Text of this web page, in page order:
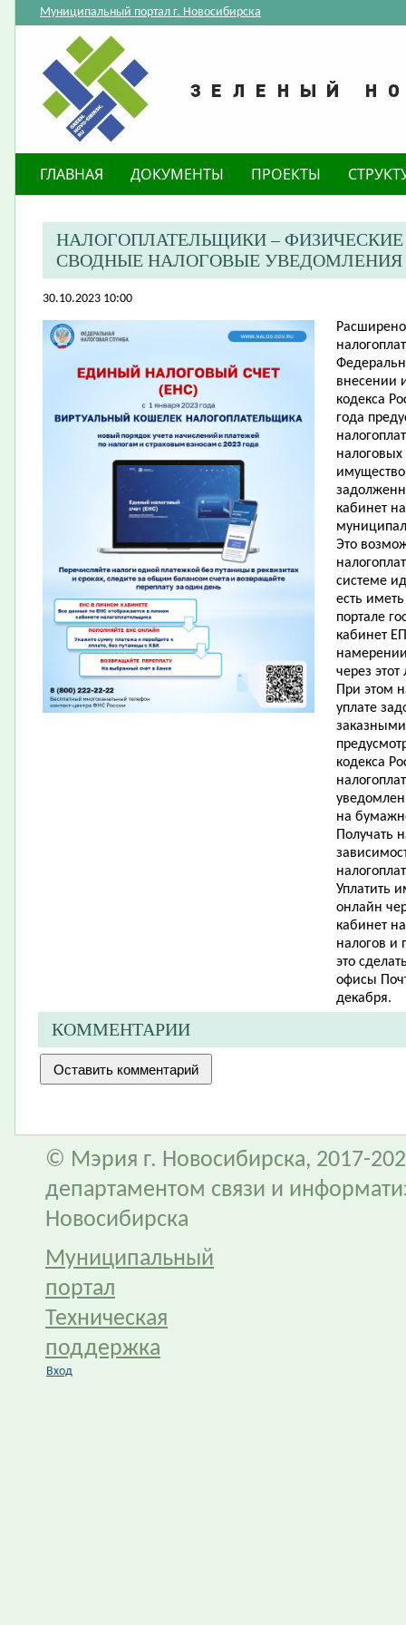
Муниципальный портал г. Новосибирска
ГЛАВНАЯ ДОКУМЕНТЫ ПРОЕКТЫ
НАЛОГОПЛАТЕЛЬЩИКИ –
СВОДНЫЕ НАЛОГОВЫЕ УВЕДОМЛЕНИЯ
30.10.2023 10:00
внесении
кодекса
года
кабинет
Это
системе
есть
портале
кабинет
через
При этом
уплате
кодекса
на
Получать
Уплатить
онлайн
кабинет
налогов и
это
офисы
декабря.
КОММЕНТАРИИ
© Мэрия г. Новосибирска, 2017-
департаментом связи и
Новосибирска
Муниципальный
портал
Техническая
поддержка
Вход